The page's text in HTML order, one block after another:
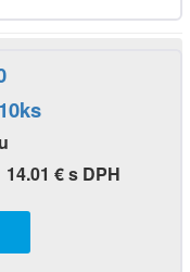
14.01 € s DPH